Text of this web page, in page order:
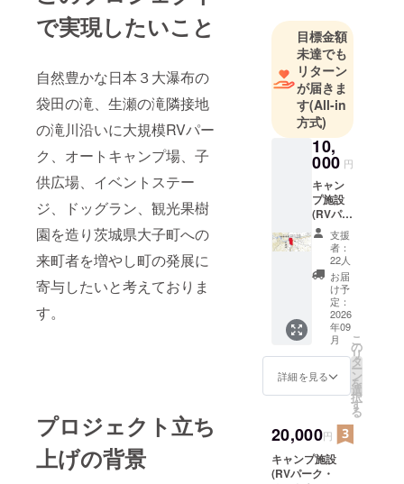
で実現したいこと
自然豊かな日本３大瀑布の
袋田の滝、生瀬の滝隣接地
の滝川沿いに大規模RVパー
ク、オートキャンプ場、子
供広場、イベントステー
ジ、ドッグラン、観光果樹
園を造り茨城県大子町への
来町者を増やし町の発展に
寄与したいと考えておりま
す。
プロジェクト立ち
上げの背景
目標金額
未達でも
リターン
が届きま
す(All-in
方式)
10,
000 円
キャン
プ施設
(RVパー
ク・
オート
キャン
プ場)の
1年間使
用権を
付与致
しま
す。 時
期はプ
ロジェ
クト終
9月1日
より
2027年
8月30日
支援
者：
22人
お届
け予
定：
2026
年09
月
詳細を見る
こ
の
リ
タ
ー
ン
を
選
択
す
る
20,000円
キャンプ施設
(RVパーク・